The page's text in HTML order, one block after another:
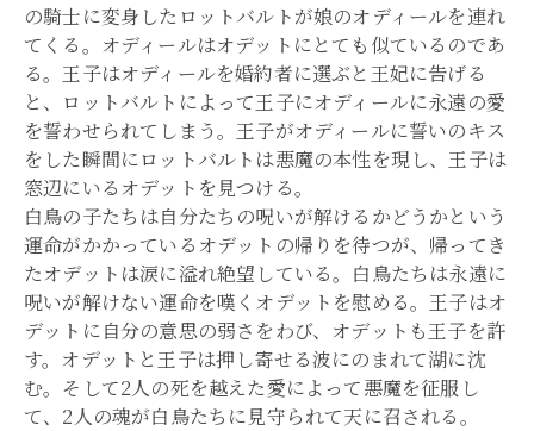
の騎士に変身したロットバルトが娘のオディールを連れ
てくる。オディールはオデットにとても似ているのであ
る。王子はオディールを婚約者に選ぶと王妃に告げる
と、ロットバルトによって王子にオディールに永遠の愛
を誓わせられてしまう。王子がオディールに誓いのキス
をした瞬間にロットバルトは悪魔の本性を現し、王子は
窓辺にいるオデットを見つける。
白鳥の子たちは自分たちの呪いが解けるかどうかという
運命がかかっているオデットの帰りを待つが、帰ってき
たオデットは涙に溢れ絶望している。白鳥たちは永遠に
呪いが解けない運命を嘆くオデットを慰める。王子はオ
デットに自分の意思の弱さをわび、オデットも王子を許
す。オデットと王子は押し寄せる波にのまれて湖に沈
む。そして2人の死を越えた愛によって悪魔を征服し
て、2人の魂が白鳥たちに見守られて天に召される。